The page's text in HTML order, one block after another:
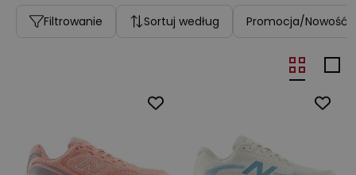
Filtrowanie Sortuj według Promocja/Nowość